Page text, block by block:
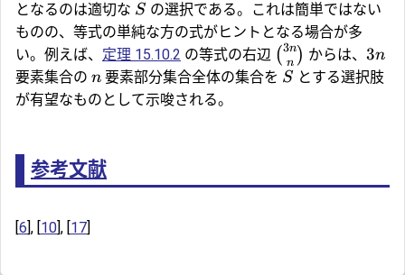
となるのは適切な S の選択である。これは簡単ではない
ものの、等式の単純な方の式がヒントとなる場合が多
い。例えば、 定理 15.10.2 の等式の右辺 ( n
3n) からは、 3n
要素集合の n 要素部分集合全体の集合を S とする選択肢
が有望なものとして示唆される。
参考文献
[6], [10], [17]